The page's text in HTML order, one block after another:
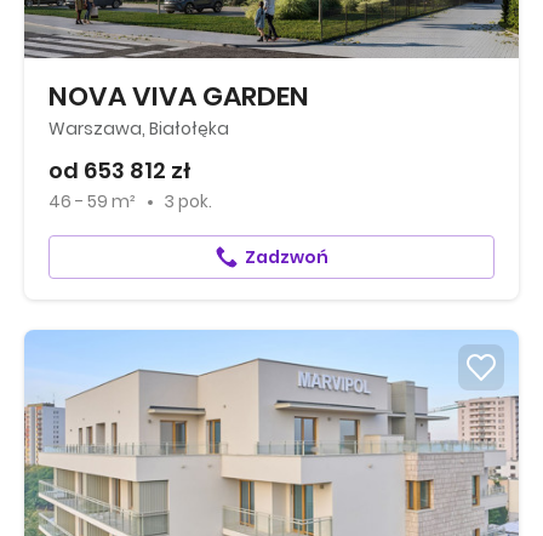
NOVA VIVA GARDEN
Warszawa, Białołęka
od 653 812 zł
46 - 59 m² 3 pok.
Zadzwoń